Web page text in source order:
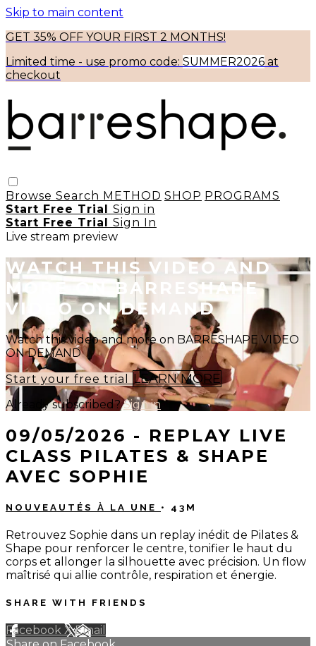
Skip to main content
GET 35% OFF YOUR FIRST 2 MONTHS!
Limited time - use promo code: SUMMER2026 at
checkout
Browse Search METHOD SHOP PROGRAMS
Start Free Trial Sign in
Start Free Trial Sign In
Live stream preview
WATCH THIS VIDEO AND
MORE ON BARRESHAPE
VIDEO ON DEMAND
Watch this video and more on BARRESHAPE VIDEO
ON DEMAND
Start your free trial
LEARN MORE
Already subscribed?Sign in
09/05/2026 - REPLAY LIVE
CLASS PILATES & SHAPE
AVEC SOPHIE
NOUVEAUTÉS À LA UNE • 43M
Retrouvez Sophie dans un replay inédit de Pilates &
Shape pour renforcer le centre, tonifier le haut du
corps et allonger la silhouette avec précision. Un flow
maîtrisé qui allie contrôle, respiration et énergie.
SHARE WITH FRIENDS
Facebook XEmail